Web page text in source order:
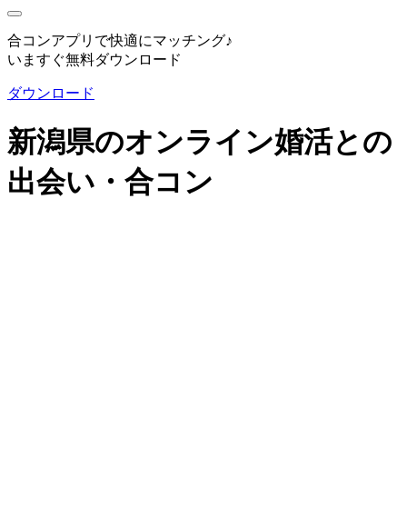
合コンアプリで快適にマッチング♪
いますぐ無料ダウンロード
ダウンロード
新潟県のオンライン婚活との
出会い・合コン